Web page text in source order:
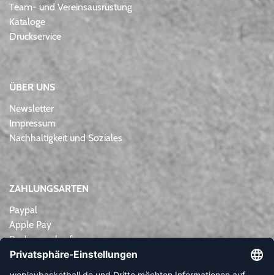
Team- und Vereinsausrüstung
Kataloge
Druckservice
ÜBER UNS
Newsletter
Impressum
Nachhaltigkeit und Soziales
ZAHLUNGSARTEN
Paypal
Apple Pay
Rechnungskauf
Lastschrift
Kreditkarte